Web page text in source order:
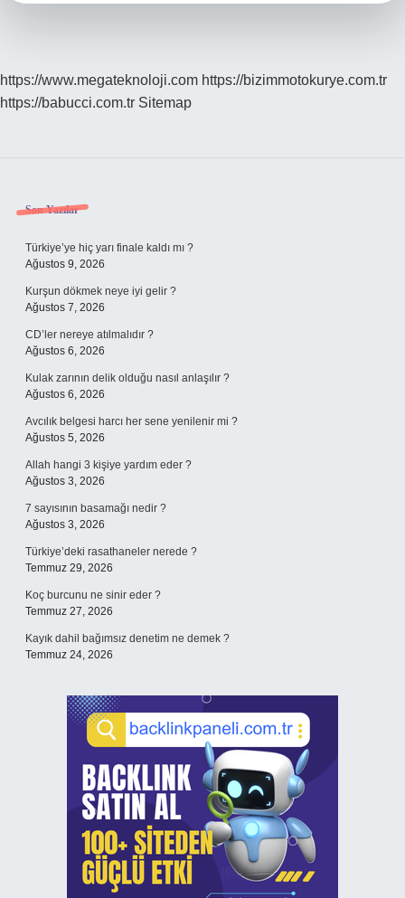
https://www.megateknoloji.com https://bizimmotokurye.com.tr
https://babucci.com.tr Sitemap
Sidebar
Son Yazılar
Türkiye’ye hiç yarı finale kaldı mı ?
Ağustos 9, 2026
Kurşun dökmek neye iyi gelir ?
Ağustos 7, 2026
CD’ler nereye atılmalıdır ?
Ağustos 6, 2026
Kulak zarının delik olduğu nasıl anlaşılır ?
Ağustos 6, 2026
Avcılık belgesi harcı her sene yenilenir mi ?
Ağustos 5, 2026
Allah hangi 3 kişiye yardım eder ?
Ağustos 3, 2026
7 sayısının basamağı nedir ?
Ağustos 3, 2026
Türkiye’deki rasathaneler nerede ?
Temmuz 29, 2026
Koç burcunu ne sinir eder ?
Temmuz 27, 2026
Kayık dahil bağımsız denetim ne demek ?
Temmuz 24, 2026